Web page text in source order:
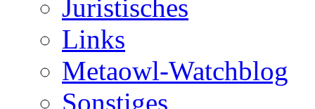
Juristisches
Links
Metaowl-Watchblog
Sonstiges